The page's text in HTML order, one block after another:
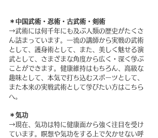
＊中国武術・忍術・古武術・剣術
→武術には何千年にも及ぶ人類の歴史がたくさ
ん詰まっています。一流の講師から実戦の武術
として、護身術として、また、美しく魅せる演
武として、さまざまな角度から広く・深く学ぶ
ことができます。健康維持はもちろん、高級な
趣味として、本気で打ち込むスポーツとして、
また本来の実戦武術として学びたい方はこちら
へ。
＊気功
→現在、気功は特に健康面から強く注目を受け
ています。瞑想や気功をする上で欠かせない呼